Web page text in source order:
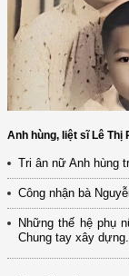
Anh hùng, liệt sĩ Lê
Tri ân nữ Anh hùng
Công nhận bà
Những thế hệ phụ
Chung tay xây